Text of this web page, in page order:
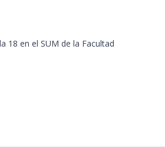
18 en el SUM de la Facultad